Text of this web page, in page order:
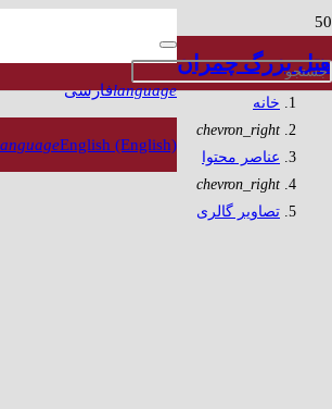
هتل بزرگ چمران
languageفارسی
English (English)
تصاویر گالری
خانه
chevron_right
عناصر محتوا
chevron_right
تصاویر گالری